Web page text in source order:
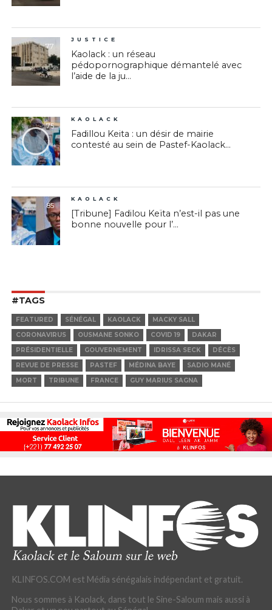
77
JUSTICE
Kaolack : un réseau
pédopornographique démantelé avec
l’aide de la ju...
75
KAOLACK
Fadillou Keita : un désir de mairie
contesté au sein de Pastef-Kaolack...
85
KAOLACK
[Tribune] Fadilou Keïta n’est-il pas une
bonne nouvelle pour l’...
#TAGS
FEATURED SÉNÉGAL KAOLACK
MACKY SALL
CORONAVIRUS
OUSMANE SONKO COVID 19
DAKAR
PRÉSIDENTIELLE
GOUVERNEMENT IDRISSA SECK
DÉCÈS
REVUE DE PRESSE
PASTEF MÉDINA BAYE
SADIO MANÉ
MORT
TRIBUNE FRANCE GUY MARIUS SAGNA
KLINFOS.COM est Média sénégalais indépendant et gratuit.
Nous sommes à Kaolack, dans tout le Sine-Saloum mais aussi à